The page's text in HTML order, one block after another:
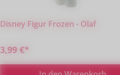
Disney Figur Frozen - Olaf
3,99 €*